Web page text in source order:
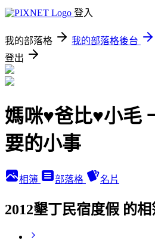
登入
我的部落格 我的部落格後台
登出
媽咪♥爸比♥小毛
要的小事
相簿 部落格 名片
2012墾丁民宿度假 的相